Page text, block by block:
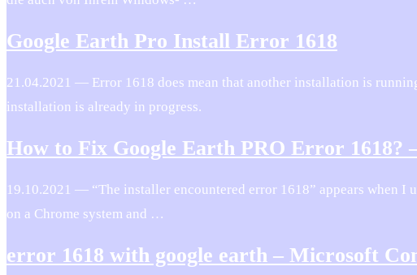
Google Earth Pro Install Error 1618
21.04.2021 — Error 1618 does mean that another installation is
installation is already in progress.
How to Fix Google Earth PRO Error 1618?
19.10.2021 — “The installer encountered error 1618” appears when
on a Chrome system and …
error 1618 with google earth – Microsoft